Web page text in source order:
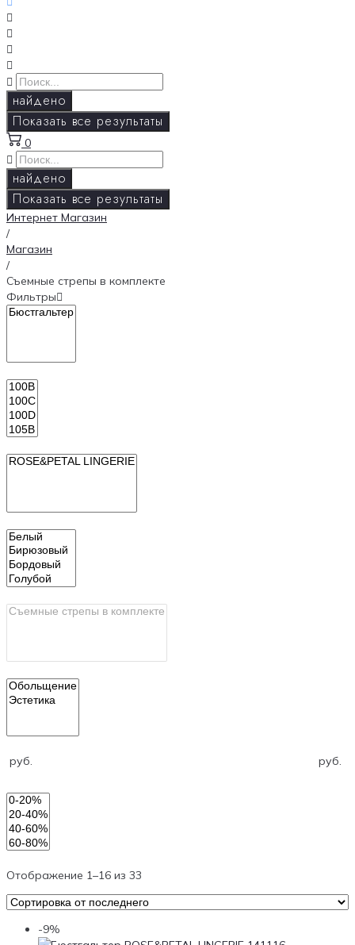
найдено
Показать все результаты
0
найдено
Показать все результаты
Интернет Магазин
/
Магазин
/
Съемные стрепы в комплекте
Фильтры
руб. руб.
Отображение 1–16 из 33
-9%